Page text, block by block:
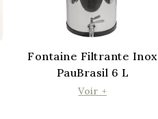
Fontaine Filtrante Inox
PauBrasil 6 L
Voir +